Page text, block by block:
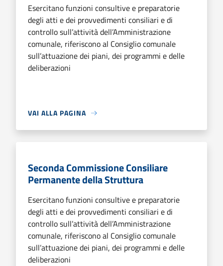
Esercitano funzioni consultive e preparatorie
degli atti e dei provvedimenti consiliari e di
controllo sull’attività dell’Amministrazione
comunale, riferiscono al Consiglio comunale
sull’attuazione dei piani, dei programmi e delle
deliberazioni
VAI ALLA PAGINA
Seconda Commissione Consiliare
Permanente della Struttura
Esercitano funzioni consultive e preparatorie
degli atti e dei provvedimenti consiliari e di
controllo sull’attività dell’Amministrazione
comunale, riferiscono al Consiglio comunale
sull’attuazione dei piani, dei programmi e delle
deliberazioni